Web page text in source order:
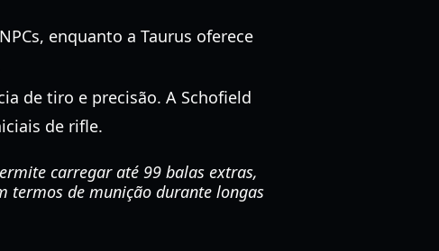
enquanto a Taurus oferece
de tiro e precisão. A Schofield
de rifle.
carregar até 99 balas extras,
termos de munição durante longas